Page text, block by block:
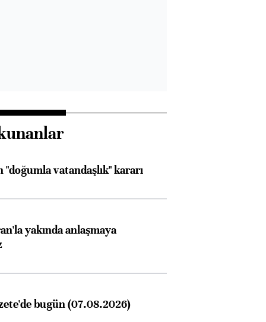
vatandaşlık" kararı
yakında anlaşmaya
bugün (07.08.2026)